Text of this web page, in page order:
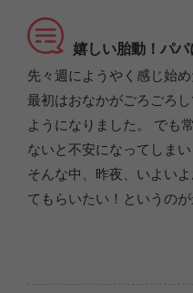
嬉しい胎動！パパ
先々週にようやく感じ始め
最初はおなかがごろごろ
ようになりました。 でも
ないと不安になってしまい
そんな中、昨夜、いよい
てもらいたい！というの